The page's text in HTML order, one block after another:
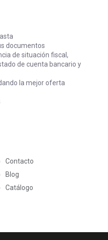
documentos
de situación fiscal,
de cuenta bancario y
la mejor oferta
Contacto
Blog
Catálogo